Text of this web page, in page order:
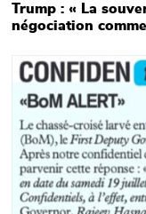
Trump : « La
négociation
Main picture